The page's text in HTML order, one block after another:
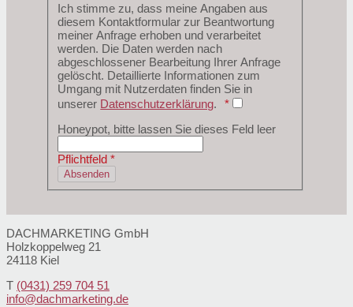
Ich stimme zu, dass meine Angaben aus
diesem Kontaktformular zur Beantwortung
meiner Anfrage erhoben und verarbeitet
werden. Die Daten werden nach
abgeschlossener Bearbeitung Ihrer Anfrage
gelöscht. Detaillierte Informationen zum
Umgang mit Nutzerdaten finden Sie in
unserer Datenschutzerklärung.
Honeypot, bitte lassen Sie dieses Feld leer
Pflichtfeld *
DACHMARKETING GmbH
Holzkoppelweg 21
24118 Kiel
T (0431) 259 704 51
info@dachmarketing.de